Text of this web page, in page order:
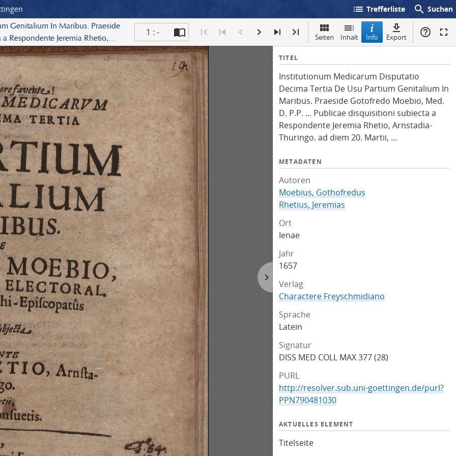
list Trefferliste search Suchen
Genitalium In Maribus. Praeside
Respondente Jeremia Rhetio,
1 : - Seiten Inhalt Info Export
I
f
o
TITEL
Institutionum Medicarum Disputatio
Decima Tertia De Usu Partium Genitalium In
Maribus. Praeside Gotofredo Moebio, Med.
D. P.P. ... Publicae disquisitioni subiecta a
Respondente Jeremia Rhetio, Arnstadia-
Thuringo. ad diem 20. Martii, ...
METADATEN
Autoren
Moebius, Gothofredus
Rhetius, Jeremias
Ort
Ienae
Jahr
1657
Verlag
Charactere Freyschmidiano
Sprache
Latein
Signatur
DISS MED COLL MAX 377 (28)
PURL
http://resolver.sub.uni-goettingen.de/purl?
PPN790481030
AKTUELLES ELEMENT
Titelseite